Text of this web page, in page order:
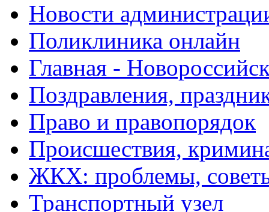
Новости
Поликлиника онлайн
Главная -
Поздравления,
Право и правопорядок
Происшествия,
ЖКХ: проблемы,
Транспортный узел